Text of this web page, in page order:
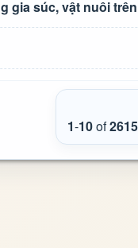
gia súc, vật nuôi
1-10of2615